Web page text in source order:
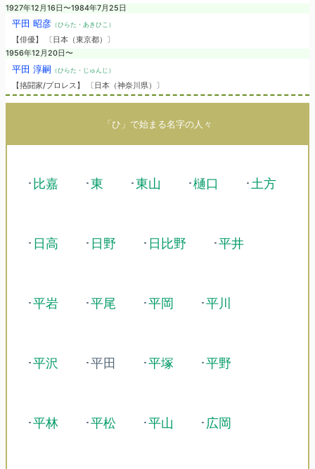
1927年12月16日〜1984年7月25日
平田 昭彦（ひらた・あきひこ）
【俳優】 〔日本（東京都）〕
1956年12月20日〜
平田 淳嗣 （ひらた・じゅんじ）
【挌闘家/プロレス】 〔日本（神奈川県）〕
「ひ」で始まる名字の人々
･ 比嘉 ･東 ･東山 ･樋口 ･土方
･ 日高 ･ 日野 ･ 日比野 ･平井
･平岩 ･平尾 ･平岡 ･平川
･平沢 ･平田 ･平塚 ･平野
･平林 ･平松 ･平山 ･広岡